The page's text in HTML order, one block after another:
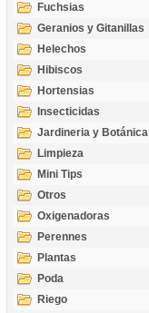
Fuchsias
Geranios y Gitanillas
Helechos
Hibiscos
Hortensias
Insecticidas
Jardineria y Botánica
Limpieza
Mini Tips
Otros
Oxigenadoras
Perennes
Plantas
Poda
Riego